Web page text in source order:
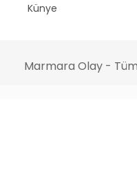
Künye
Marmara Olay - Tüm